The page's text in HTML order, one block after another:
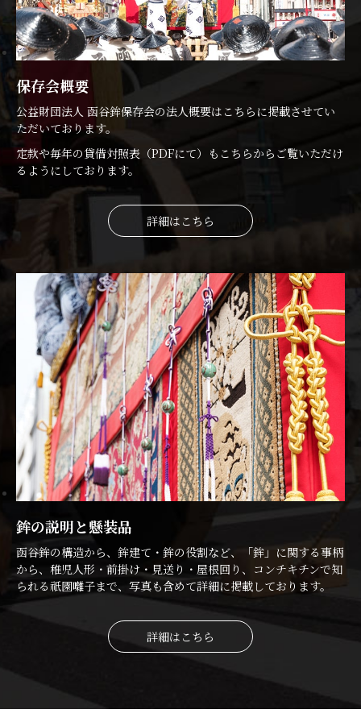
保存会概要
公益財団法人 函谷鉾保存会の法人概要はこちらに掲載させてい
ただいております。
定款や毎年の貸借対照表（PDFにて）もこちらからご覧いただけ
るようにしております。
詳細はこちら
鉾の説明と懸装品
函谷鉾の構造から、鉾建て・鉾の役割など、「鉾」に関する事柄
から、稚児人形・前掛け・見送り・屋根回り、コンチキチンで知
られる祇園囃子まで、写真も含めて詳細に掲載しております。
詳細はこちら